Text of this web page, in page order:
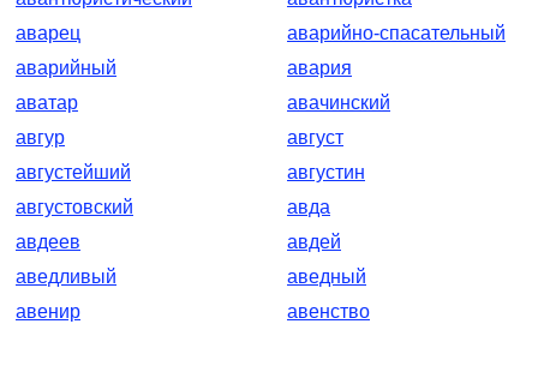
аварец
аварийно-спасательный
аварийный
авария
аватар
авачинский
авгур
август
августейший
августин
августовский
авда
авдеев
авдей
аведливый
аведный
авенир
авенство